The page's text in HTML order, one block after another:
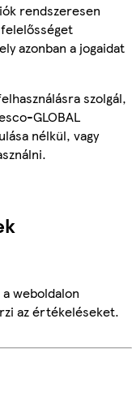
rendszeresen
azonban a jogaidat
szolgál,
GLOBAL
nélkül, vagy
weboldalon
az értékeléseket.